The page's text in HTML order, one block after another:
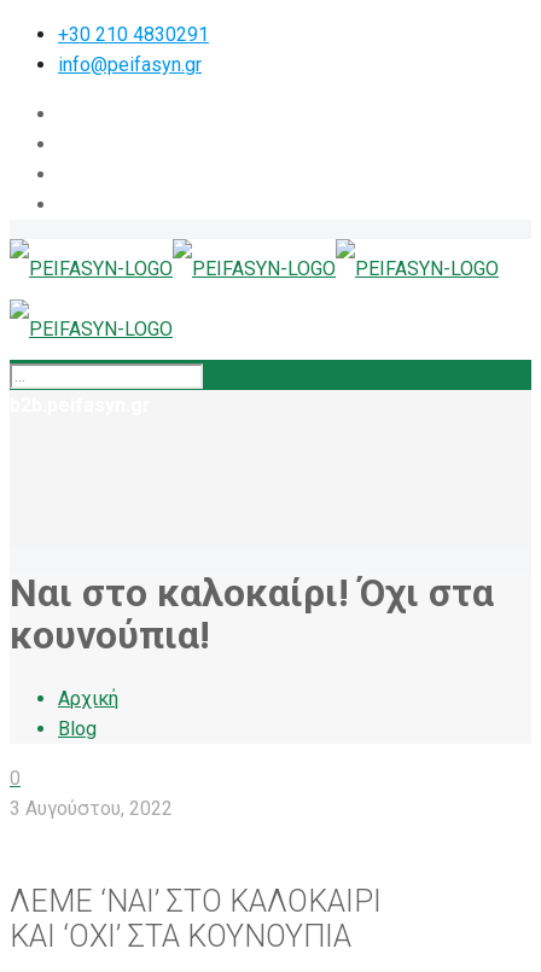
+30 210 4830291
info@peifasyn.gr
Ναι στο καλοκαίρι! Όχι στα
κουνούπια!
Αρχική
Blog
0
3 Αυγούστου, 2022
ΛΕΜΕ ‘ΝΑΙ’ ΣΤΟ ΚΑΛΟΚΑΙΡΙ
ΚΑΙ ‘ΟΧΙ’ ΣΤΑ ΚΟΥΝΟΥΠΙΑ